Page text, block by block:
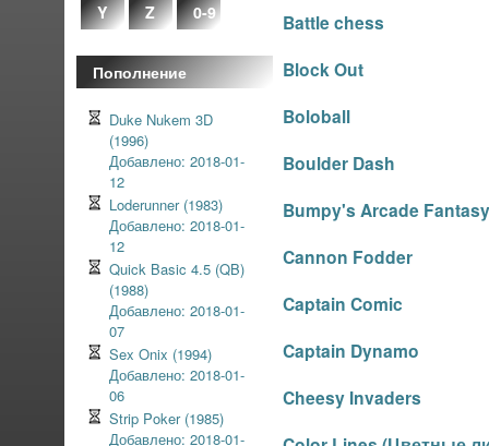
Y
Z 0-9
Пополнение
Duke Nukem 3D
(1996)
Добавлено: 2018-01-
12
Loderunner (1983)
Добавлено: 2018-01-
12
Quick Basic 4.5 (QB)
(1988)
Добавлено: 2018-01-
07
Sex Onix (1994)
Добавлено: 2018-01-
06
Strip Poker (1985)
Добавлено: 2018-01-
Battle chess
Block Out
Boloball
Boulder Dash
Bumpy's Arcade
Cannon Fodder
Captain Comic
Captain Dynamo
Cheesy Invaders